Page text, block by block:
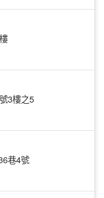
3樓之5
巷4號